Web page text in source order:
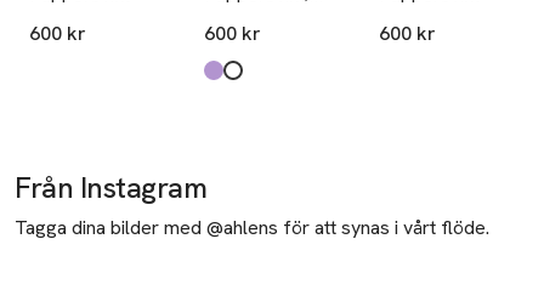
600 kr
Brevtyngd
600 kr
Produkten finns i färgerna:
Lila,
vit,
600 kr
Från Instagram
Tagga dina bilder med @ahlens för att synas i vårt flöde.